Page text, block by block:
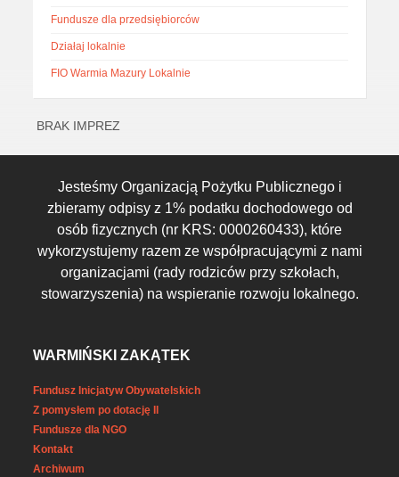
Fundusze dla przedsiębiorców
Działaj lokalnie
FIO Warmia Mazury Lokalnie
BRAK IMPREZ
Jesteśmy Organizacją Pożytku Publicznego i
zbieramy odpisy z 1% podatku dochodowego od
osób fizycznych (nr KRS: 0000260433), które
wykorzystujemy razem ze współpracującymi z nami
organizacjami (rady rodziców przy szkołach,
stowarzyszenia) na wspieranie rozwoju lokalnego.
WARMIŃSKI ZAKĄTEK
Fundusz Inicjatyw Obywatelskich
Z pomysłem po dotację II
Fundusze dla NGO
Kontakt
Archiwum